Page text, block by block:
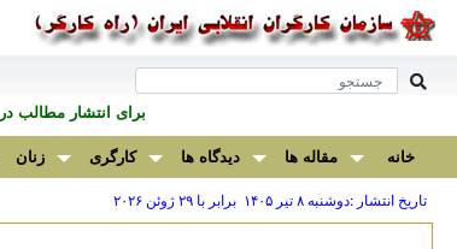
برای انتشار مطالب
خانه مقاله ها دیدگاه ها کارگری زنان
تاریخ انتشار :دوشنبه ۸ تير ۱۴۰۵ برابر با ۲۹ ژوئن ۲۰۲۶